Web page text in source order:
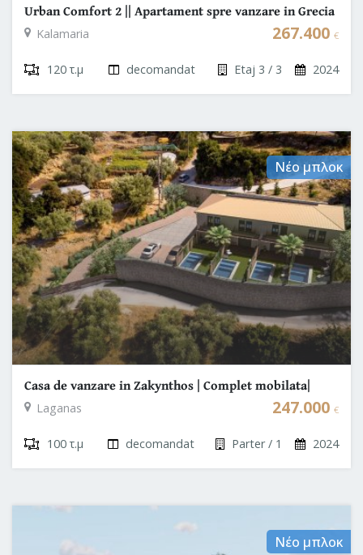
Urban Comfort 2 || Apartament spre vanzare in Grecia
|| Thessaloniki
Kalamaria 267.400 €
120 τ.μ decomandat Etaj 3 / 3 2024
Νέο μπλοκ
Casa de vanzare in Zakynthos | Complet mobilata|
Investite cu randament 12% net
Laganas 247.000 €
100 τ.μ decomandat Parter / 1 2024
Νέο μπλοκ